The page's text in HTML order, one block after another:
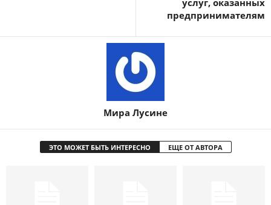
услуг, оказанных
предпринимателям
Мира Лусине
ЭТО МОЖЕТ БЫТЬ ИНТЕРЕСНО ЕЩЕ ОТ АВТОРА